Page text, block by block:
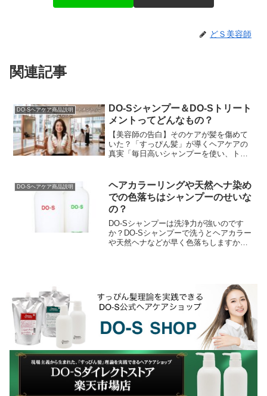
どＳ美容師
関連記事
DO-Sヘアケア商品説明
DO-Sシャンプー＆DO-Sトリート
メントってどんなもの？
【美容師の告白】そのケアが髪を傷めて
いた？「すっぴん髪」が導くヘアケアの
真実「毎日高いシャンプーを使い、トリ
が細くなり、変なクセ...
DO-Sヘアケア商品説明
ヘアカラーリングや天然ヘナ染め
での色落ちはシャンプーのせいな
の？
DO-Sシャンプーは洗浄力が強いのです
か？DO-Sシャンプーで洗うとヘアカラー
や天然ヘナなどが早く色落ちしますか？